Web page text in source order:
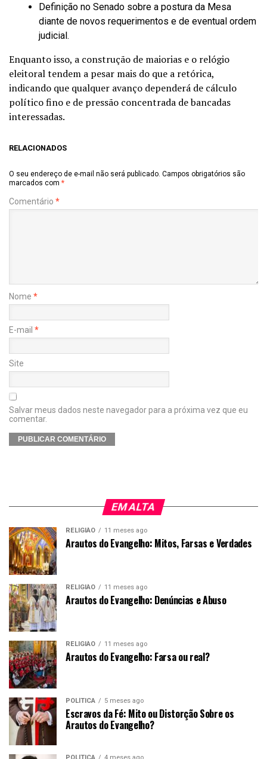
Definição no Senado sobre a postura da Mesa
diante de novos requerimentos e de eventual ordem
judicial.
Enquanto isso, a construção de maiorias e o relógio
eleitoral tendem a pesar mais do que a retórica,
indicando que qualquer avanço dependerá de cálculo
político fino e de pressão concentrada de bancadas
interessadas.
RELACIONADOS
O seu endereço de e-mail não será publicado. Campos obrigatórios são
marcados com *
Comentário *
Nome *
E-mail *
Site
Salvar meus dados neste navegador para a próxima vez que eu
comentar.
EM ALTA
RELIGIÃO 11 meses ago
Arautos do Evangelho: Mitos, Farsas e Verdades
RELIGIÃO 11 meses ago
Arautos do Evangelho: Denúncias e Abuso
RELIGIÃO 11 meses ago
Arautos do Evangelho: Farsa ou real?
POLÍTICA 5 meses ago
Escravos da Fé: Mito ou Distorção Sobre os
Arautos do Evangelho?
POLÍTICA 4 meses ago